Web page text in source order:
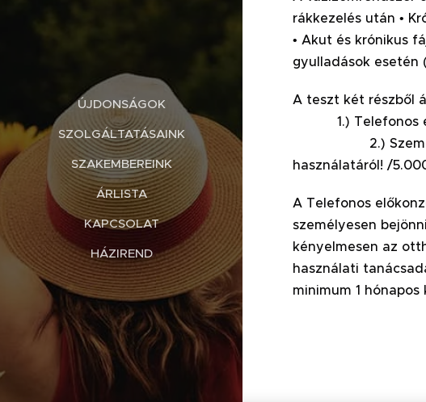
ÚJDONSÁGOK
SZOLGÁLTATÁSAINK
SZAKEMBEREINK
ÁRLISTA
KAPCSOLAT
HÁZIREND
rákkezelés után •
• Akut és krónikus
gyulladások esetén
A
1.)
2.) Személyes
használatáról! /
A Telefonos
személyesen
kényelmesen az
használati
minimum 1